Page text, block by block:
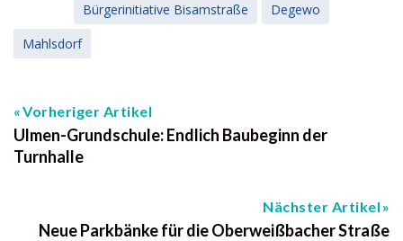
Bürgerinitiative Bisamstraße
Degewo
Mahlsdorf
Vorheriger Artikel
Ulmen-Grundschule: Endlich Baubeginn der
Turnhalle
Nächster Artikel
Neue Parkbänke für die Oberweißbacher Straße